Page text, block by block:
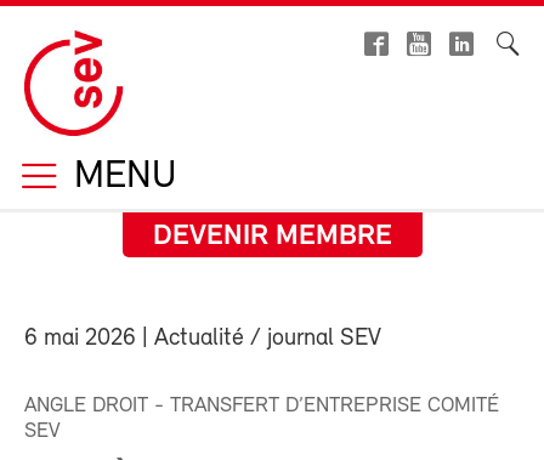
MENU
DEVENIR MEMBRE
6 mai 2026 | Actualité / journal SEV
ANGLE DROIT - TRANSFERT D’ENTREPRISE COMITÉ
SEV